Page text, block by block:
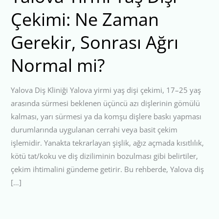
Çekimi: Ne Zaman
Gerekir, Sonrası Ağrı
Normal mi?
Yalova Diş Kliniği Yalova yirmi yaş dişi çekimi, 17–25 yaş
arasında sürmesi beklenen üçüncü azı dişlerinin gömülü
kalması, yarı sürmesi ya da komşu dişlere baskı yapması
durumlarında uygulanan cerrahi veya basit çekim
işlemidir. Yanakta tekrarlayan şişlik, ağız açmada kısıtlılık,
kötü tat/koku ve diş diziliminin bozulması gibi belirtiler,
çekim ihtimalini gündeme getirir. Bu rehberde, Yalova diş
[…]